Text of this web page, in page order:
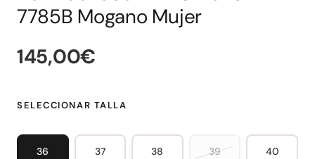
7785B Mogano Mujer
145,00€
SELECCIONAR TALLA
36 37 38 39 40